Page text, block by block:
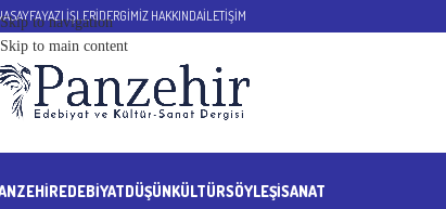
Skip to navigation
Skip to main content
YAZI İŞLERİDERGİMİZ HAKKINDAİLETİŞİM
EDEBİYATDÜŞÜNKÜLTÜRSÖYLEŞİSANAT